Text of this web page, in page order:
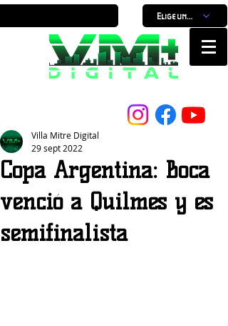
Elige un horario
Copa Argentina: Boca
venció a Quilmes y es
semifinalista
Villa Mitre Digital
29 sept 2022